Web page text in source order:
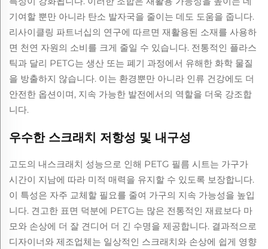
기여할 뿐만 아니라 탄소 발자국을 줄이는 데도 도움을 줍니다.
리사이클링 파트너십의 연구에 따르면 재활용된 소재를 사용하
면 천연 자원의 소비를 크게 줄일 수 있습니다. 전통적인 플라스
틱과 달리 PETG는 생산 또는 폐기 과정에서 유해한 화학 물질
을 방출하지 않습니다. 이는 환경뿐만 아니라 인류 건강에도 더
안전한 옵션이며, 지속 가능한 발전에서의 역할을 더욱 강조합
니다.
우수한 스크래치 저항성 및 내구성
고도의 내스크래치 성능으로 인해 PETG 필름 시트는 가구가
시간이 지남에 따라 미적 매력을 유지할 수 있도록 보장합니다.
이 특성은 자주 교체할 필요를 줄여 가구의 지속 가능성을 높입
니다. 견고한 표면 덕분에 PETG는 많은 전통적인 재료보다 마
모와 손상에 더 잘 견디어 더 긴 수명을 제공합니다. 결과적으로
디자이너와 제조업체는 일상적인 스크래치와 손상에 쉽게 영향